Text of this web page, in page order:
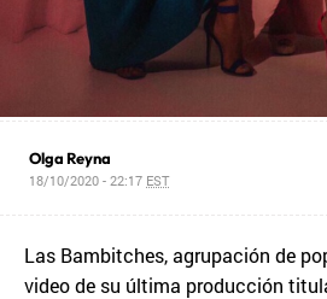
Olga Reyna
18/10/2020 - 22:17 EST
Las Bambitches, agrupación de
video de su última producción